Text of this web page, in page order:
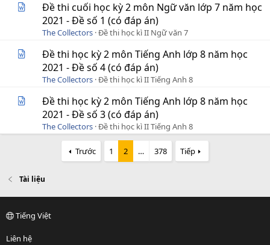
Đề thi cuối học kỳ 2 môn Ngữ văn lớp 7 năm học
2021 - Đề số 1 (có đáp án)
The Collectors Đề thi học kì II Ngữ văn 7
Đề thi học kỳ 2 môn Tiếng Anh lớp 8 năm học
2021 - Đề số 4 (có đáp án)
The Collectors Đề thi học kì II Tiếng Anh 8
Đề thi học kỳ 2 môn Tiếng Anh lớp 8 năm học
2021 - Đề số 3 (có đáp án)
The Collectors Đề thi học kì II Tiếng Anh 8
Trước 1 2 … 378 Tiếp
Tài liệu
Tiếng Việt
Liên hệ